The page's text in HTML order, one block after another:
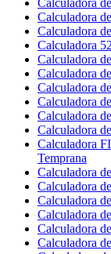
Calculadora
Calculadora
Calculadora
Calculadora
Calculadora
Calculadora
Calculadora
Calculadora
Calculadora
Calculadora
Temprana
Calculadora
Calculadora
Calculadora
Calculadora
Calculadora
Calculadora